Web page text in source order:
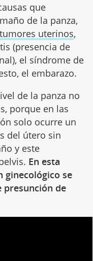
que
de la panza,
tumores uterinos,
(presencia de
el síndrome de
el embarazo.
de la panza no
porque en las
solo ocurre un
del útero sin
y este
En esta
ginecológico se
presunción de